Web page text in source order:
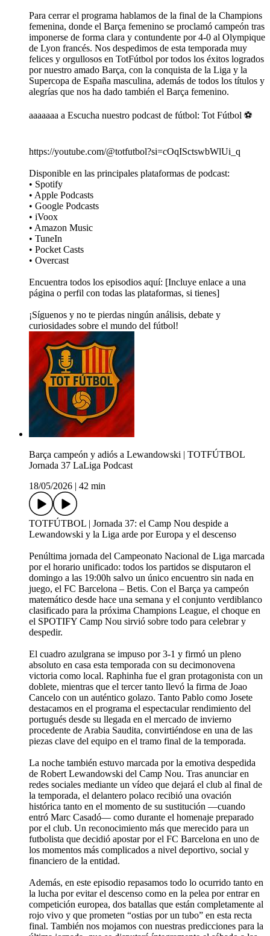
Para cerrar el programa hablamos de la final de la Champions
femenina, donde el Barça femenino se proclamó campeón tras
imponerse de forma clara y contundente por 4-0 al Olympique
de Lyon francés. Nos despedimos de esta temporada muy
felices y orgullosos en TotFútbol por todos los éxitos logrados
por nuestro amado Barça, con la conquista de la Liga y la
Supercopa de España masculina, además de todos los títulos y
alegrías que nos ha dado también el Barça femenino.
aaaaaaa a Escucha nuestro podcast de fútbol: Tot Fútbol ⚽
https://youtube.com/@totfutbol?si=cOqISctswbWlUi_q
Disponible en las principales plataformas de podcast:
• Spotify
• Apple Podcasts
• Google Podcasts
• iVoox
• Amazon Music
• TuneIn
• Pocket Casts
• Overcast
Encuentra todos los episodios aquí: [Incluye enlace a una
página o perfil con todas las plataformas, si tienes]
¡Síguenos y no te pierdas ningún análisis, debate y
curiosidades sobre el mundo del fútbol!
Barça campeón y adiós a Lewandowski | TOTFÚTBOL
Jornada 37 LaLiga Podcast
18/05/2026
42 min
TOTFÚTBOL | Jornada 37: el Camp Nou despide a
Lewandowski y la Liga arde por Europa y el descenso
Penúltima jornada del Campeonato Nacional de Liga marcada
por el horario unificado: todos los partidos se disputaron el
domingo a las 19:00h salvo un único encuentro sin nada en
juego, el FC Barcelona – Betis. Con el Barça ya campeón
matemático desde hace una semana y el conjunto verdiblanco
clasificado para la próxima Champions League, el choque en
el SPOTIFY Camp Nou sirvió sobre todo para celebrar y
despedir.
El cuadro azulgrana se impuso por 3-1 y firmó un pleno
absoluto en casa esta temporada con su decimonovena
victoria como local. Raphinha fue el gran protagonista con un
doblete, mientras que el tercer tanto llevó la firma de Joao
Cancelo con un auténtico golazo. Tanto Pablo como Josete
destacamos en el programa el espectacular rendimiento del
portugués desde su llegada en el mercado de invierno
procedente de Arabia Saudita, convirtiéndose en una de las
piezas clave del equipo en el tramo final de la temporada.
La noche también estuvo marcada por la emotiva despedida
de Robert Lewandowski del Camp Nou. Tras anunciar en
redes sociales mediante un vídeo que dejará el club al final de
la temporada, el delantero polaco recibió una ovación
histórica tanto en el momento de su sustitución —cuando
entró Marc Casadó— como durante el homenaje preparado
por el club. Un reconocimiento más que merecido para un
futbolista que decidió apostar por el FC Barcelona en uno de
los momentos más complicados a nivel deportivo, social y
financiero de la entidad.
Además, en este episodio repasamos todo lo ocurrido tanto en
la lucha por evitar el descenso como en la pelea por entrar en
competición europea, dos batallas que están completamente al
rojo vivo y que prometen “ostias por un tubo” en esta recta
final. También nos mojamos con nuestras predicciones para la